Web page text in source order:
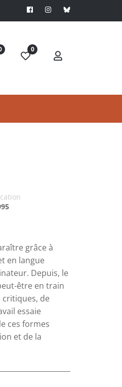
0
grâce à
en langue
Depuis, le
être en train
de
essaie
ces formes
et de la